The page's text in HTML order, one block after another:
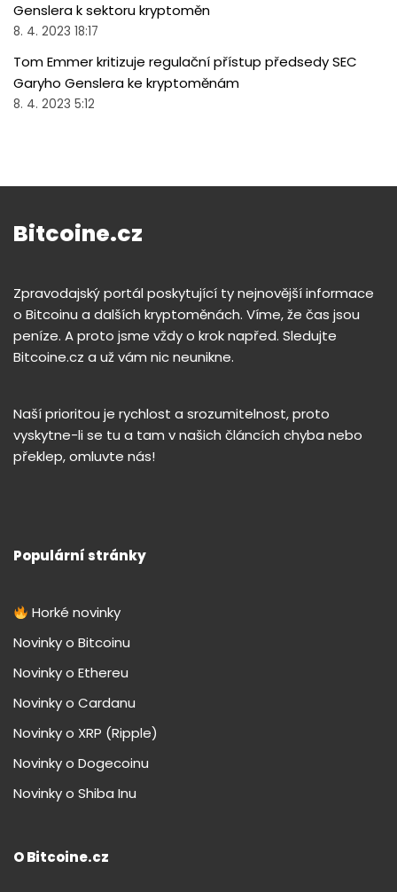
Genslera k sektoru kryptoměn
8. 4. 2023 18:17
Tom Emmer kritizuje regulační přístup předsedy SEC
Garyho Genslera ke kryptoměnám
8. 4. 2023 5:12
Bitcoine.cz
Zpravodajský portál poskytující ty nejnovější informace
o Bitcoinu a dalších kryptoměnách. Víme, že čas jsou
peníze. A proto jsme vždy o krok napřed. Sledujte
Bitcoine.cz a už vám nic neunikne.
Naší prioritou je rychlost a srozumitelnost, proto
vyskytne-li se tu a tam v našich článcích chyba nebo
překlep, omluvte nás!
Populární stránky
Horké novinky
Novinky o Bitcoinu
Novinky o Ethereu
Novinky o Cardanu
Novinky o XRP (Ripple)
Novinky o Dogecoinu
Novinky o Shiba Inu
O Bitcoine.cz